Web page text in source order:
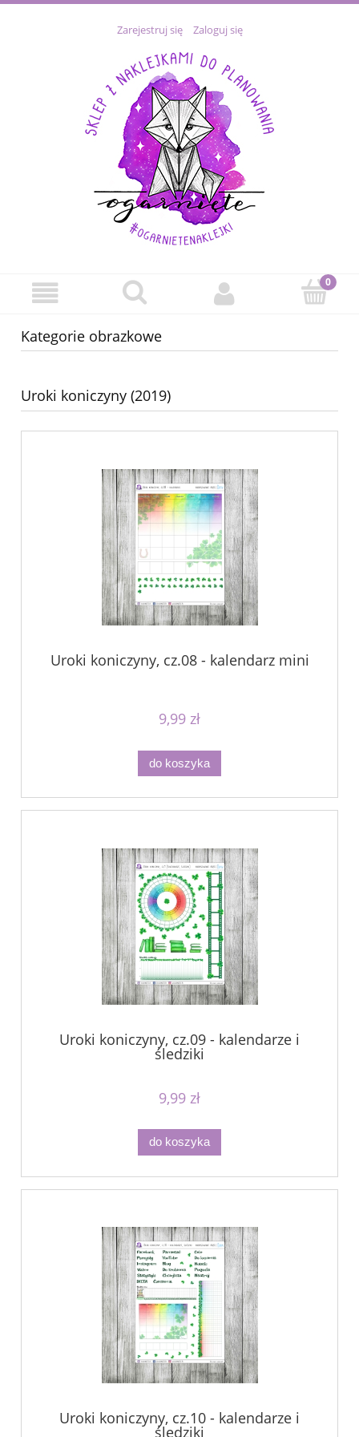
Zarejestruj się Zaloguj się
Kategorie obrazkowe
Uroki koniczyny (2019)
Uroki koniczyny, cz.08 - kalendarz mini
9,99 zł
do koszyka
Uroki koniczyny, cz.09 - kalendarze i
śledziki
9,99 zł
do koszyka
Uroki koniczyny, cz.10 - kalendarze i
śledziki